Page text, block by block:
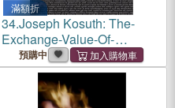
滿額折
34.Joseph Kosuth: The-
Exchange-Value-Of-
Language-Has-Fallen-To-
Zero
預購中